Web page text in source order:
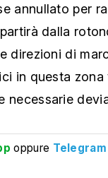
annullato per
dalla
direzioni di
in questa
necessarie
oppure Telegram